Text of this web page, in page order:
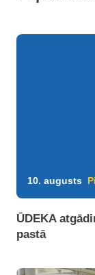
10. augusts
ŪDEKA
pastā